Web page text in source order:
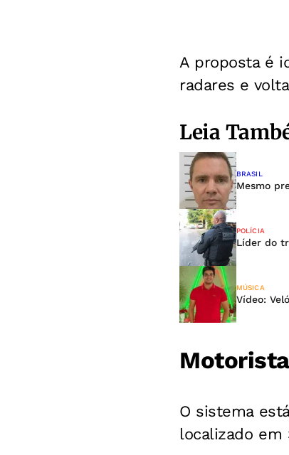
A proposta é
radares e
Leia
BRASIL
Mesmo
POLÍCIA
Líder do
MÚSICA
Vídeo:
O sistema
localizado em